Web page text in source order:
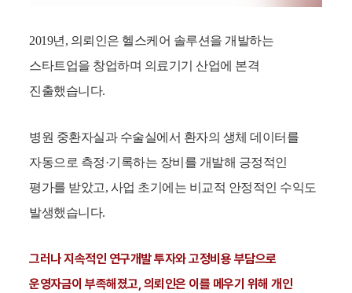
2019년, 의뢰인은 헬스케어 솔루션을 개발하는
스타트업을 창업하며 의료기기 산업에 본격
진출했습니다.
병원 중환자실과 수술실에서 환자의 생체 데이터를
자동으로 측정·기록하는 장비를 개발해 긍정적인
평가를 받았고, 사업 초기에는 비교적 안정적인 수익도
발생했습니다.
그러나 지속적인 연구개발 투자와 고정비용 부담으로
운영자금이 부족해졌고, 의뢰인은 이를 메우기 위해 개인